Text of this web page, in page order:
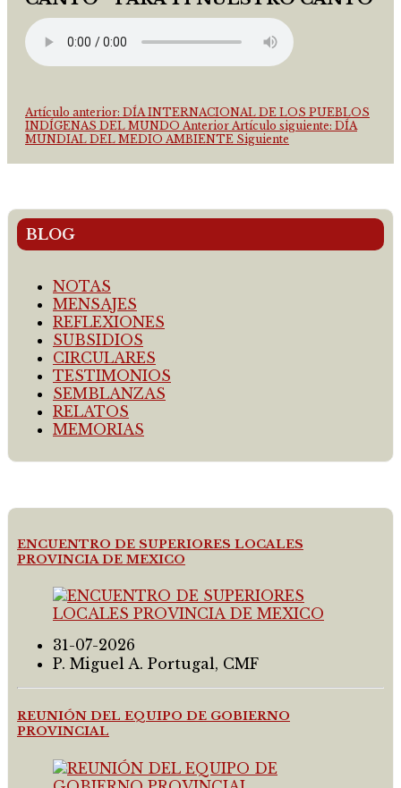
Artículo anterior: DÍA INTERNACIONAL DE LOS PUEBLOS
INDÍGENAS DEL MUNDO Anterior Artículo siguiente: DÍA
MUNDIAL DEL MEDIO AMBIENTE Siguiente
BLOG
NOTAS
MENSAJES
REFLEXIONES
SUBSIDIOS
CIRCULARES
TESTIMONIOS
SEMBLANZAS
RELATOS
MEMORIAS
ENCUENTRO DE SUPERIORES LOCALES
PROVINCIA DE MEXICO
31-07-2026
P. Miguel A. Portugal, CMF
REUNIÓN DEL EQUIPO DE GOBIERNO
PROVINCIAL